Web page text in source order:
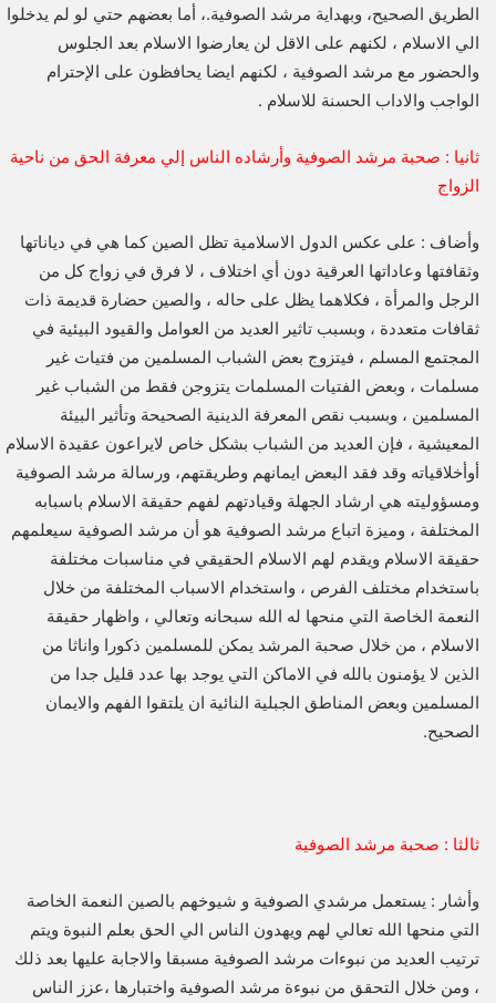
الطريق الصحيح، وبهداية مرشد الصوفية.، أما بعضهم حتي لو لم يدخلوا
الي الاسلام ، لكنهم على الاقل لن يعارضوا الاسلام بعد الجلوس
والحضور مع مرشد الصوفية ، لكنهم ايضا يحافظون على الإحترام
الواجب والاداب الحسنة للاسلام .
ثانيا : صحبة مرشد الصوفية وأرشاده الناس إلي معرفة الحق من ناحية
الزواج
وأضاف : على عكس الدول الاسلامية تظل الصين كما هي في دياناتها
وثقافتها وعاداتها العرقية دون أي اختلاف ، لا فرق في زواج كل من
الرجل والمرأة ، فكلاهما يظل على حاله ، والصين حضارة قديمة ذات
ثقافات متعددة ، وبسبب تاثير العديد من العوامل والقيود البيئية في
المجتمع المسلم ، فيتزوج بعض الشباب المسلمين من فتيات غير
مسلمات ، وبعض الفتيات المسلمات يتزوجن فقط من الشباب غير
المسلمين ، وبسبب نقص المعرفة الدينية الصحيحة وتأثير البيئة
المعيشية ، فإن العديد من الشباب بشكل خاص لايراعون عقيدة الاسلام
أوأخلاقياته وقد فقد البعض ايمانهم وطريقتهم، ورسالة مرشد الصوفية
ومسؤوليته هي ارشاد الجهلة وقيادتهم لفهم حقيقة الاسلام باسبابه
المختلفة ، وميزة اتباع مرشد الصوفية هو أن مرشد الصوفية سيعلمهم
حقيقة الاسلام ويقدم لهم الاسلام الحقيقي في مناسبات مختلفة
باستخدام مختلف الفرص ، واستخدام الاسباب المختلفة من خلال
النعمة الخاصة التي منحها له الله سبحانه وتعالي ، واظهار حقيقة
الاسلام ، من خلال صحبة المرشد يمكن للمسلمين ذكورا واناثا من
الذين لا يؤمنون بالله في الاماكن التي يوجد بها عدد قليل جدا من
المسلمين وبعض المناطق الجبلية النائية ان يلتقوا الفهم والايمان
الصحيح.
ثالثا : صحبة مرشد الصوفية
وأشار : يستعمل مرشدي الصوفية و شيوخهم بالصين النعمة الخاصة
التي منحها الله تعالي لهم ويهدون الناس الي الحق بعلم النبوة ويتم
ترتيب العديد من نبوءات مرشد الصوفية مسبقا والاجابة عليها بعد ذلك
، ومن خلال التحقق من نبوءة مرشد الصوفية واختبارها ،عزز الناس